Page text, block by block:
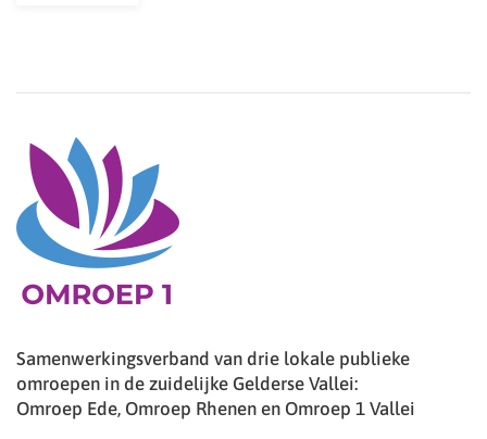
Samenwerkingsverband van drie lokale publieke
omroepen in de zuidelijke Gelderse Vallei:
Omroep Ede, Omroep Rhenen en Omroep 1 Vallei